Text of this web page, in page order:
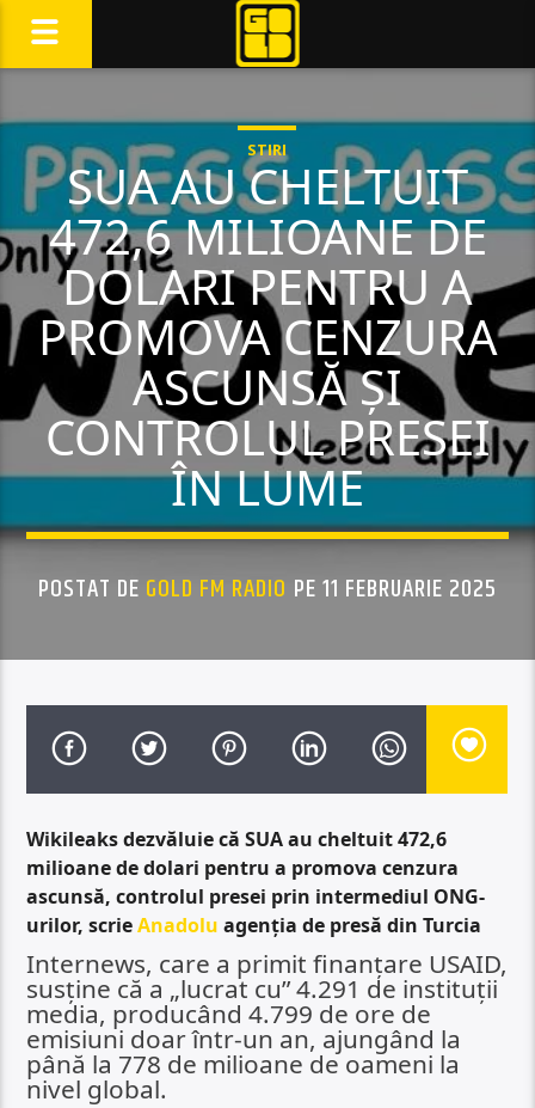
STIRI
SUA AU CHELTUIT
472,6 MILIOANE DE
DOLARI PENTRU A
PROMOVA CENZURA
ASCUNSĂ ŞI
CONTROLUL PRESEI
ÎN LUME
POSTAT DE GOLD FM RADIO PE 11 FEBRUARIE 2025
Wikileaks dezvăluie că SUA au cheltuit 472,6
milioane de dolari pentru a promova cenzura
ascunsă, controlul presei prin intermediul ONG-
urilor, scrieAnadoluagenția de presă din Turcia
Internews, care a primit finanțare USAID,
susține că a „lucrat cu” 4.291 de instituții
media, producând 4.799 de ore de
emisiuni doar într-un an, ajungând la
până la 778 de milioane de oameni la
nivel global.